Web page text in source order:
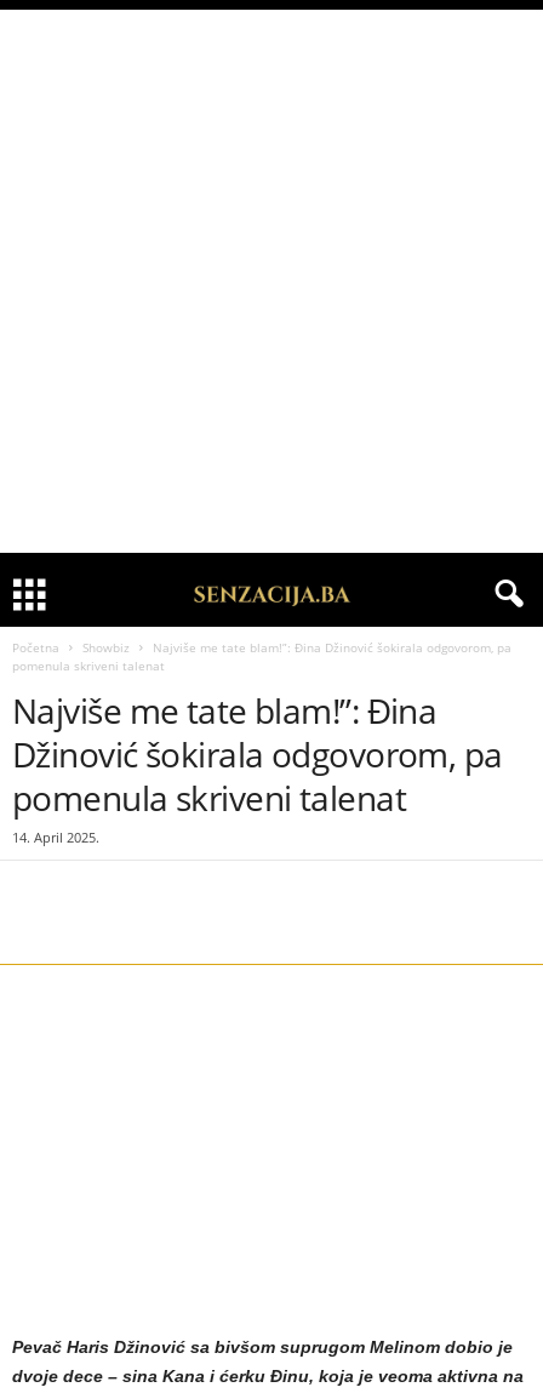
Početna Showbiz
Najviše me tate blam!”: Đina Džinović šokirala odgovorom, pa
pomenula skriveni talenat
Najviše me tate blam!”: Đina
Džinović šokirala odgovorom, pa
pomenula skriveni talenat
14. April 2025.
Pevač Haris Džinović sa bivšom suprugom Melinom dobio je
dvoje dece – sina Kana i ćerku Đinu, koja je veoma aktivna na